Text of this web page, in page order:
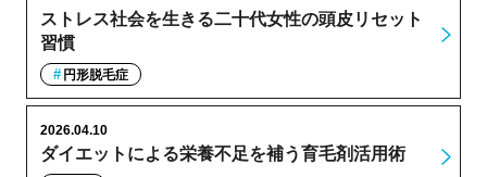
ストレス社会を生きる二十代女性の頭皮リセット
習慣
円形脱毛症
ダイエットによる栄養不足を補う育毛剤活用術
2026.04.10